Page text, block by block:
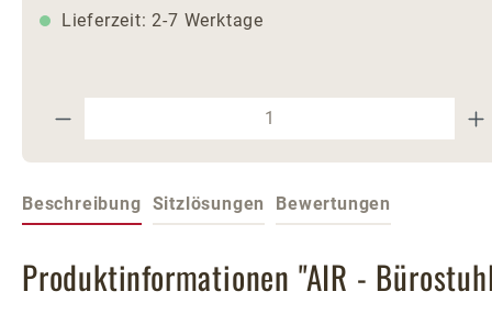
Lieferzeit: 2-7 Werktage
Produkt Anzahl: Gib den
Beschreibung Sitzlösungen Bewertungen
Produktinformationen "AIR -